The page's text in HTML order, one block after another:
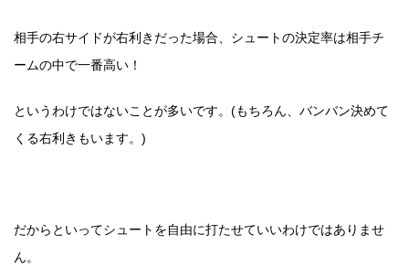
相手の右サイドが右利きだった場合、シュートの決定率は相手チ
ームの中で一番高い！
というわけではないことが多いです。(もちろん、バンバン決めて
くる右利きもいます。)
だからといってシュートを自由に打たせていいわけではありませ
ん。